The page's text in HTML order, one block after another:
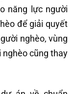
năng lực người
để giải quyết
nghèo, vùng
nghèo cũng thay